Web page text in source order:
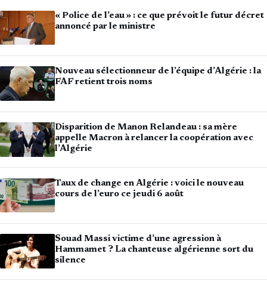
« Police de l’eau » : ce que prévoit le futur décret
annoncé par le ministre
Nouveau sélectionneur de l’équipe d’Algérie : la
FAF retient trois noms
Disparition de Manon Relandeau : sa mère
appelle Macron à relancer la coopération avec
l’Algérie
Taux de change en Algérie : voici le nouveau
cours de l’euro ce jeudi 6 août
Souad Massi victime d’une agression à
Hammamet ? La chanteuse algérienne sort du
silence